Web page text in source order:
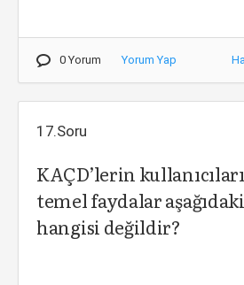
0 Yorum Yorum Yap
17.Soru
KAÇD’lerin
temel faydalar
hangisi değildir?